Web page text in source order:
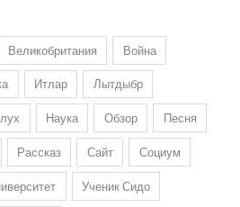
Великобритания
Война
Итлар
Лытдыбр
Наука Обзор
Песня
Рассказ Сайт
Социум
Ученик Сидо